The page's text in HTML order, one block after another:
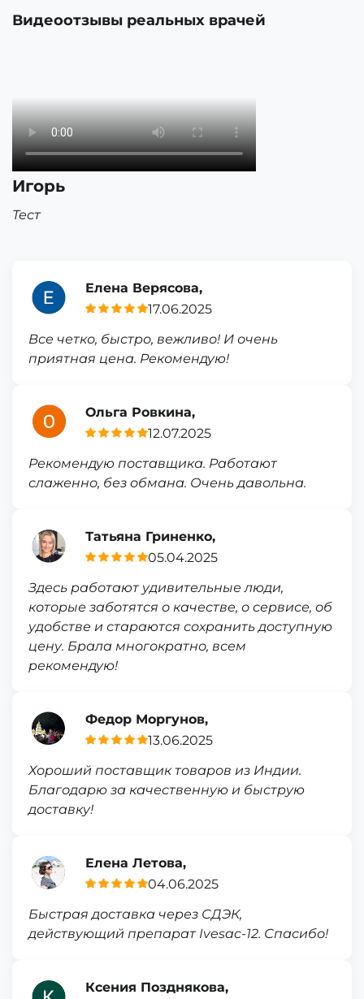
Видеоотзывы реальных врачей
Игорь
Тест
Елена Верясова,
17.06.2025
Все четко, быстро, вежливо! И очень
приятная цена. Рекомендую!
Ольга Ровкина,
12.07.2025
Рекомендую поставщика. Работают
слаженно, без обмана. Очень давольна.
Татьяна Гриненко,
05.04.2025
Здесь работают удивительные люди,
которые заботятся о качестве, о сервисе, об
удобстве и стараются сохранить доступную
цену. Брала многократно, всем
рекомендую!
Федор Моргунов,
13.06.2025
Хороший поставщик товаров из Индии.
Благодарю за качественную и быструю
доставку!
Елена Летова,
04.06.2025
Быстрая доставка через СДЭК,
действующий препарат Ivesac-12. Спасибо!
Ксения Позднякова,